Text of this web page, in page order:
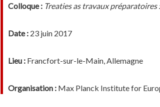
Colloque :Treaties as travaux préparatoires
Date :23 juin 2017
Lieu :Francfort-sur-le-Main, Allemagne
Organisation :Max Planck Institute for